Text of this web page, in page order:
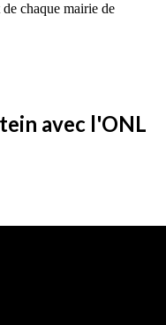
chaque mairie de
avec l'ONL